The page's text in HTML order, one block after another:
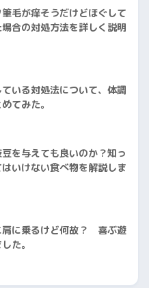
毛が痒そうだけどほぐして
合の対処方法を詳しく説明
いる対処法について、体調
てみた。
を与えても良いのか？知っ
いけない食べ物を解説しま
肩に乗るけど何故？ 喜ぶ遊
た。